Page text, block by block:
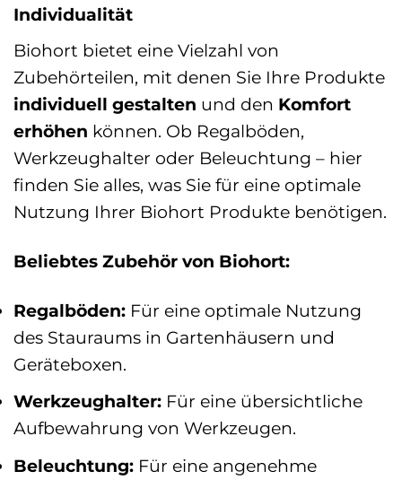
Individualität
Biohort bietet eine Vielzahl von
Zubehörteilen, mit denen Sie Ihre Produkte
individuell gestalten und den Komfort
erhöhen können. Ob Regalböden,
Werkzeughalter oder Beleuchtung – hier
finden Sie alles, was Sie für eine optimale
Nutzung Ihrer Biohort Produkte benötigen.
Beliebtes Zubehör von Biohort:
Regalböden: Für eine optimale Nutzung
des Stauraums in Gartenhäusern und
Geräteboxen.
Werkzeughalter: Für eine übersichtliche
Aufbewahrung von Werkzeugen.
Beleuchtung: Für eine angenehme